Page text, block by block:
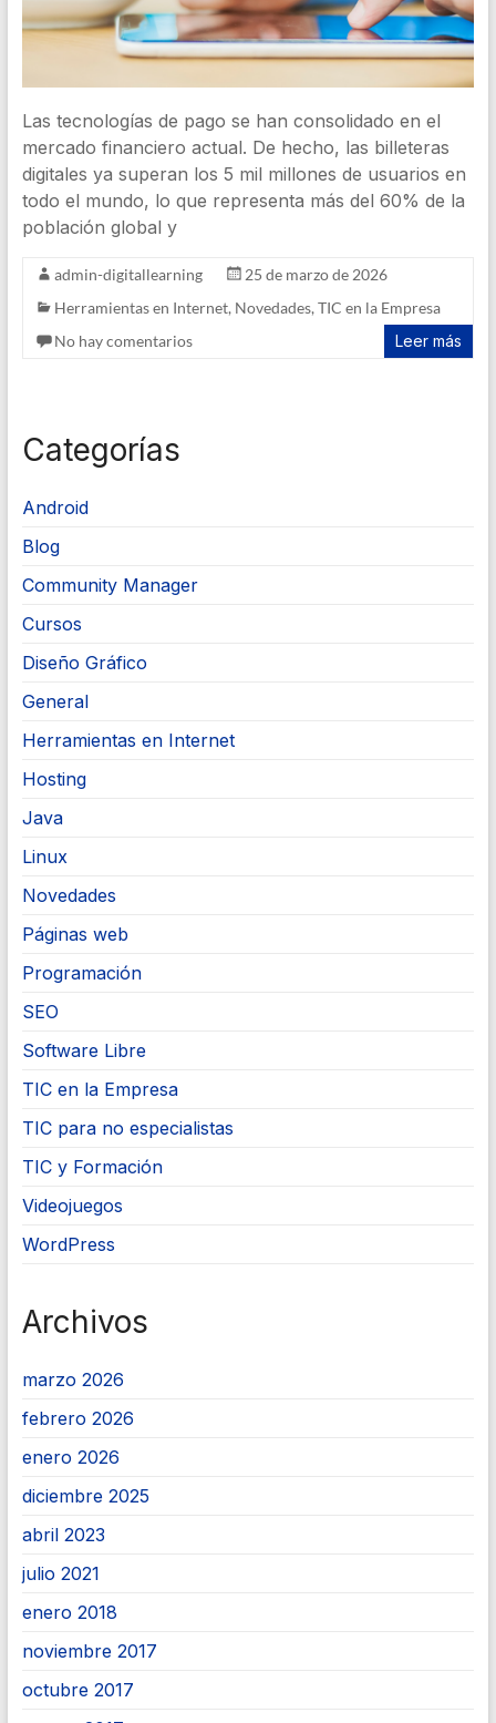
Las tecnologías de pago se han consolidado en el
mercado financiero actual. De hecho, las billeteras
digitales ya superan los 5 mil millones de usuarios en
todo el mundo, lo que representa más del 60% de la
población global y
admin-digitallearning
25 de marzo de 2026
Herramientas en Internet, Novedades, TIC en la Empresa
No hay comentarios
Leer más
Categorías
Android
Blog
Community Manager
Cursos
Diseño Gráfico
General
Herramientas en Internet
Hosting
Java
Linux
Novedades
Páginas web
Programación
SEO
Software Libre
TIC en la Empresa
TIC para no especialistas
TIC y Formación
Videojuegos
WordPress
Archivos
marzo 2026
febrero 2026
enero 2026
diciembre 2025
abril 2023
julio 2021
enero 2018
noviembre 2017
octubre 2017